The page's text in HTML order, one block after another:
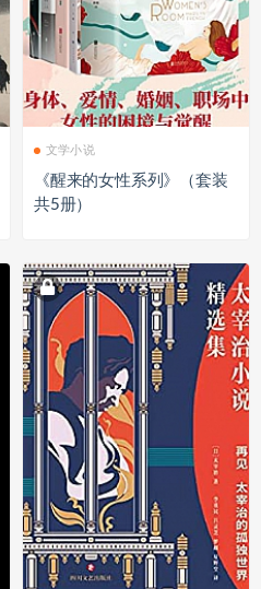
文学小说
《醒来的女性系列》（套装
共5册）